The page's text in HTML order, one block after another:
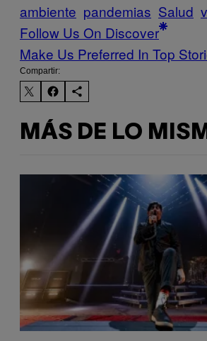
ambiente pandemias Salud
Follow Us On Discover
Make Us Preferred In Top
Compartir:
MÁS DE LO